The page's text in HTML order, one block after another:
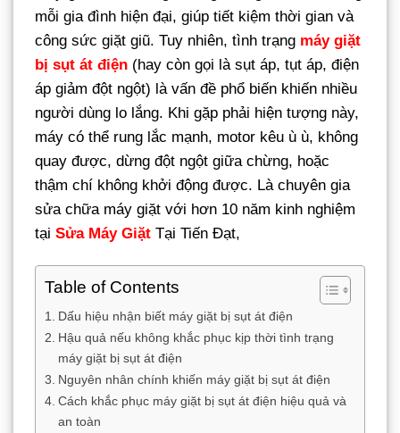
mỗi gia đình hiện đại, giúp tiết kiệm thời gian và
công sức giặt giũ. Tuy nhiên, tình trạng máy giặt
bị sụt át điện (hay còn gọi là sụt áp, tụt áp, điện
áp giảm đột ngột) là vấn đề phổ biến khiến nhiều
người dùng lo lắng. Khi gặp phải hiện tượng này,
máy có thể rung lắc mạnh, motor kêu ù ù, không
quay được, dừng đột ngột giữa chừng, hoặc
thậm chí không khởi động được. Là chuyên gia
sửa chữa máy giặt với hơn 10 năm kinh nghiệm
tại Sửa Máy Giặt Tại Tiến Đạt,
Table of Contents
Dấu hiệu nhận biết máy giặt bị sụt át điện
Hậu quả nếu không khắc phục kịp thời tình trạng
máy giặt bị sụt át điện
Nguyên nhân chính khiến máy giặt bị sụt át điện
Cách khắc phục máy giặt bị sụt át điện hiệu quả và
an toàn